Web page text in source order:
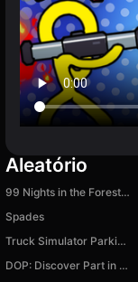
Aleatório
99 Nights in the Forest with Emma
Spades
Truck Simulator Parking Rush
DOP: Discover Part in Love Story